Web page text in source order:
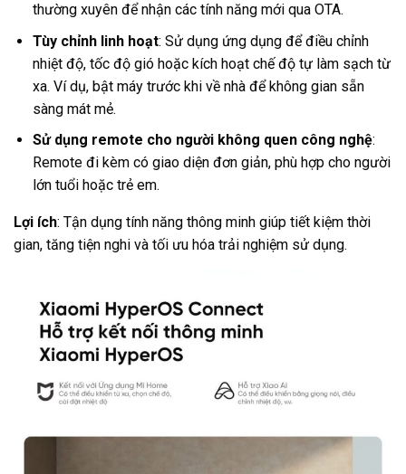
thường xuyên để nhận các tính năng mới qua OTA.
Tùy chỉnh linh hoạt: Sử dụng ứng dụng để điều chỉnh
nhiệt độ, tốc độ gió hoặc kích hoạt chế độ tự làm sạch từ
xa. Ví dụ, bật máy trước khi về nhà để không gian sẵn
sàng mát mẻ.
Sử dụng remote cho người không quen công nghệ:
Remote đi kèm có giao diện đơn giản, phù hợp cho người
lớn tuổi hoặc trẻ em.
Lợi ích: Tận dụng tính năng thông minh giúp tiết kiệm thời
gian, tăng tiện nghi và tối ưu hóa trải nghiệm sử dụng.